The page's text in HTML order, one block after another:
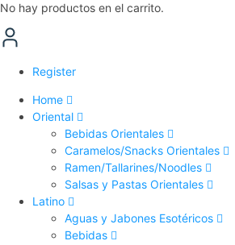
No hay productos en el carrito.
Register
Home
Oriental
Bebidas Orientales
Caramelos/Snacks Orientales
Ramen/Tallarines/Noodles
Salsas y Pastas Orientales
Latino
Aguas y Jabones Esotéricos
Bebidas